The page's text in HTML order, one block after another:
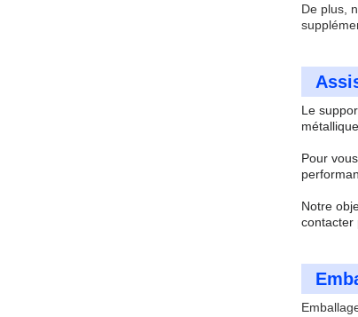
De plus,
Le
Pour
Notre
contacter